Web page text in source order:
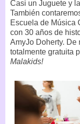
Casi un Juguete y
También
Escuela de Música
con 30 años de
AmyJo Doherty. De
totalmente gratuita
Malakids!